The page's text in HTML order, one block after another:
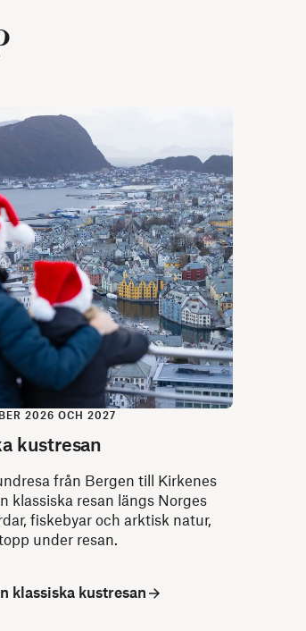
2026 OCH 2027
kustresan
från Bergen till Kirkenes
klassiska resan längs Norges
fiskebyar och arktisk natur,
under resan.
klassiska kustresan